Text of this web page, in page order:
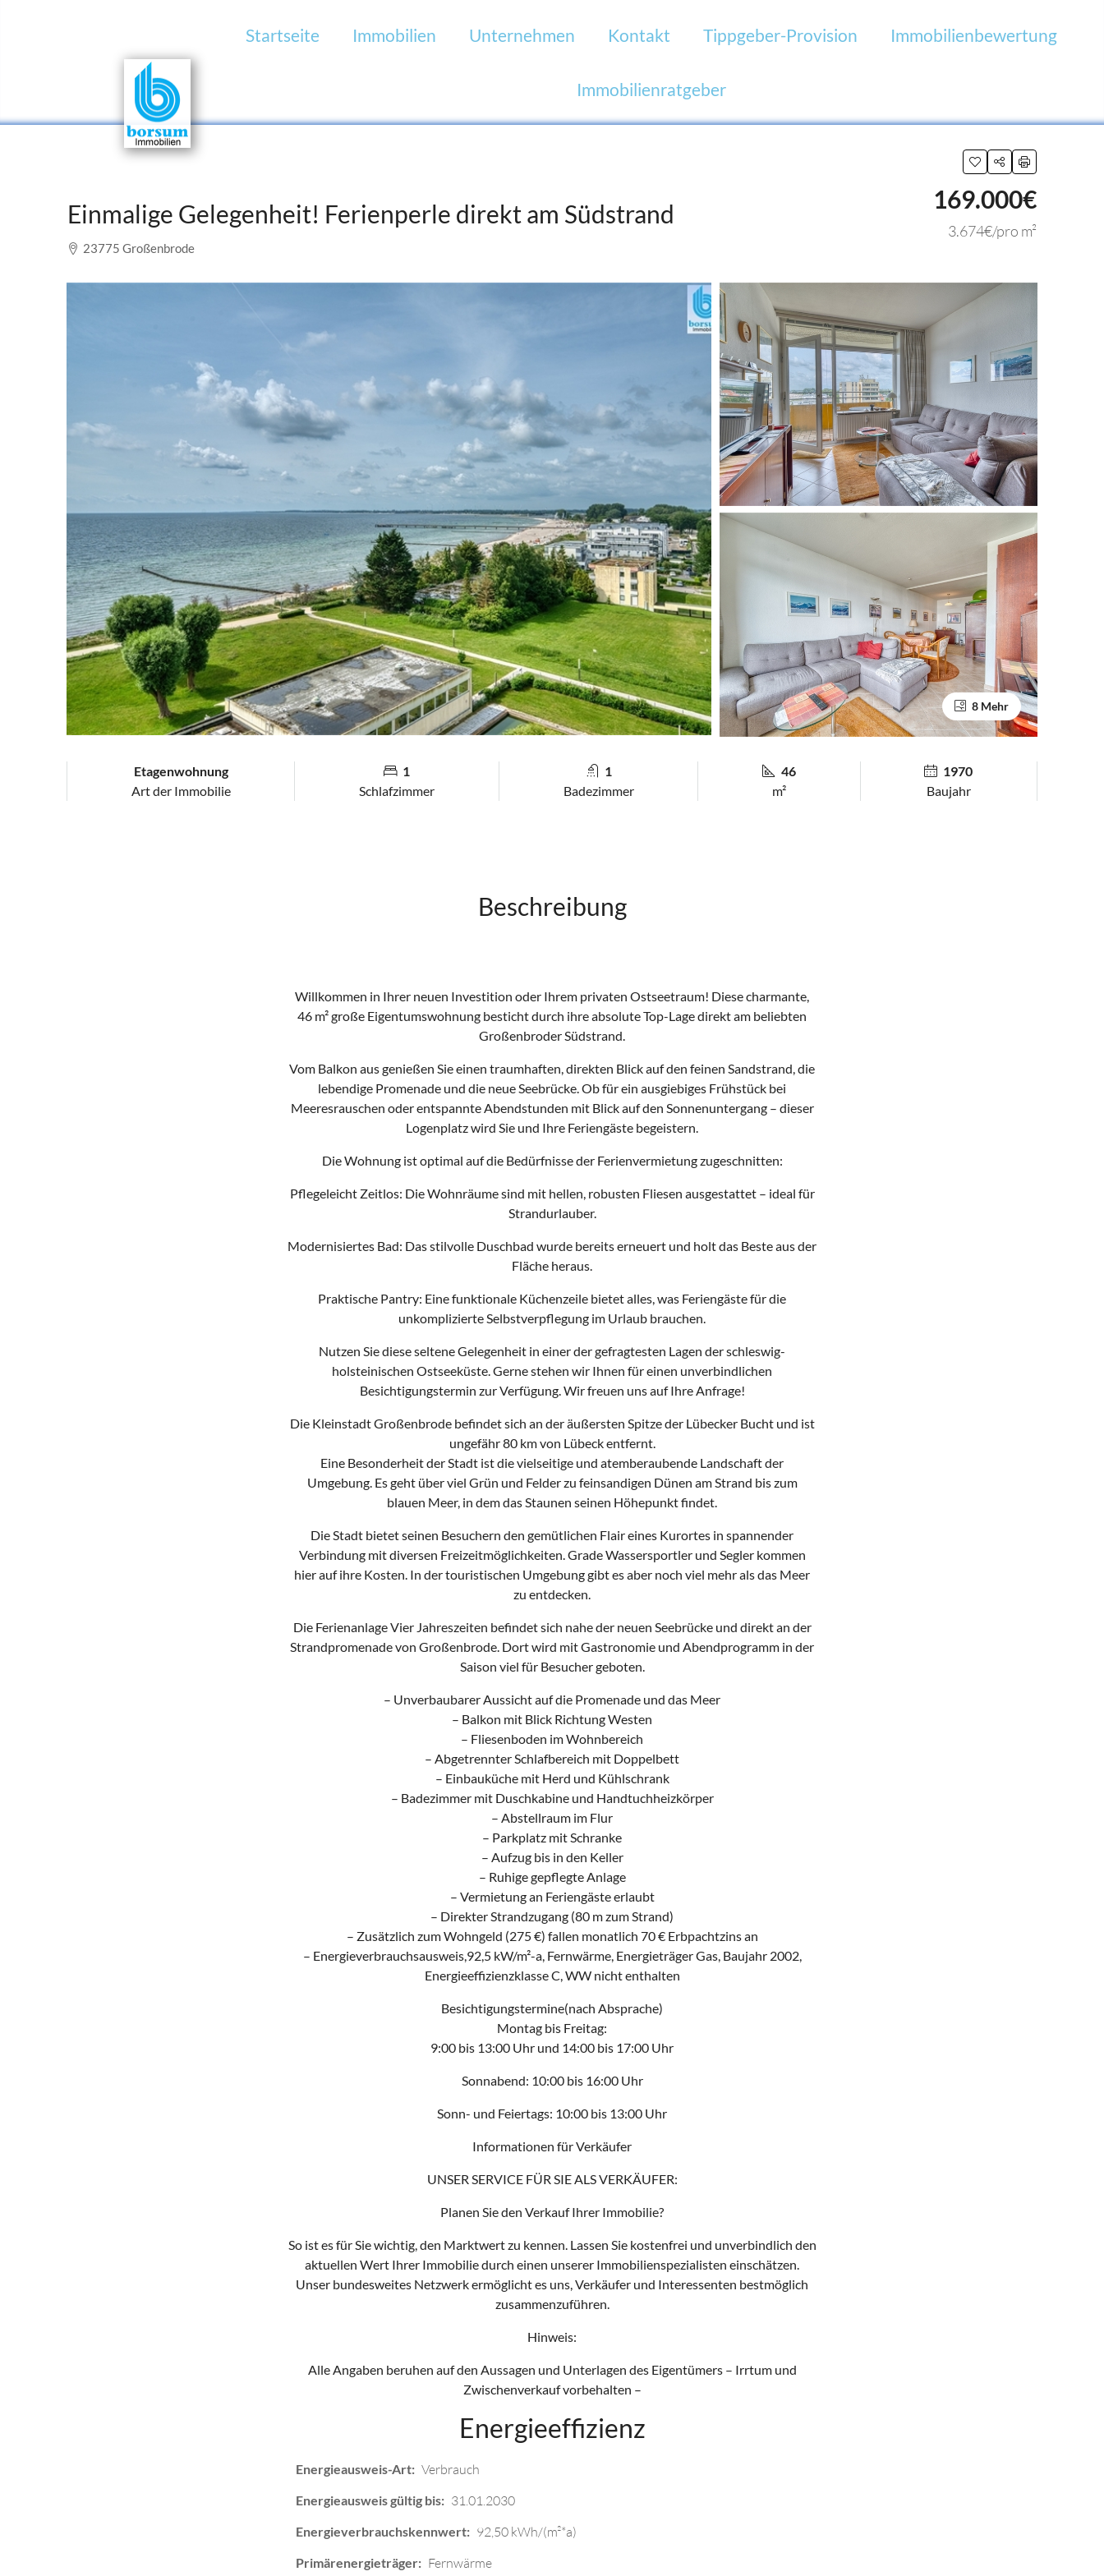
Startseite Immobilien Unternehmen Kontakt Tippgeber-Provision Immobilienbewertung
Immobilienratgeber
Einmalige Gelegenheit! Ferienperle direkt am Südstrand 169.000€
3.674€/pro m²
23775 Großenbrode
8 Mehr
Etagenwohnung
Art der Immobilie
1
Schlafzimmer
1
Badezimmer
46
m²
1970
Baujahr
Beschreibung
Willkommen in Ihrer neuen Investition oder Ihrem privaten Ostseetraum! Diese charmante,
46 m² große Eigentumswohnung besticht durch ihre absolute Top-Lage direkt am beliebten
Großenbroder Südstrand.
Vom Balkon aus genießen Sie einen traumhaften, direkten Blick auf den feinen Sandstrand, die
lebendige Promenade und die neue Seebrücke. Ob für ein ausgiebiges Frühstück bei
Meeresrauschen oder entspannte Abendstunden mit Blick auf den Sonnenuntergang – dieser
Logenplatz wird Sie und Ihre Feriengäste begeistern.
Die Wohnung ist optimal auf die Bedürfnisse der Ferienvermietung zugeschnitten:
Pflegeleicht Zeitlos: Die Wohnräume sind mit hellen, robusten Fliesen ausgestattet – ideal für
Strandurlauber.
Modernisiertes Bad: Das stilvolle Duschbad wurde bereits erneuert und holt das Beste aus der
Fläche heraus.
Praktische Pantry: Eine funktionale Küchenzeile bietet alles, was Feriengäste für die
unkomplizierte Selbstverpflegung im Urlaub brauchen.
Nutzen Sie diese seltene Gelegenheit in einer der gefragtesten Lagen der schleswig-
holsteinischen Ostseeküste. Gerne stehen wir Ihnen für einen unverbindlichen
Besichtigungstermin zur Verfügung. Wir freuen uns auf Ihre Anfrage!
Die Kleinstadt Großenbrode befindet sich an der äußersten Spitze der Lübecker Bucht und ist
ungefähr 80 km von Lübeck entfernt.
Eine Besonderheit der Stadt ist die vielseitige und atemberaubende Landschaft der
Umgebung. Es geht über viel Grün und Felder zu feinsandigen Dünen am Strand bis zum
blauen Meer, in dem das Staunen seinen Höhepunkt findet.
Die Stadt bietet seinen Besuchern den gemütlichen Flair eines Kurortes in spannender
Verbindung mit diversen Freizeitmöglichkeiten. Grade Wassersportler und Segler kommen
hier auf ihre Kosten. In der touristischen Umgebung gibt es aber noch viel mehr als das Meer
zu entdecken.
Die Ferienanlage Vier Jahreszeiten befindet sich nahe der neuen Seebrücke und direkt an der
Strandpromenade von Großenbrode. Dort wird mit Gastronomie und Abendprogramm in der
Saison viel für Besucher geboten.
– Unverbaubarer Aussicht auf die Promenade und das Meer
– Balkon mit Blick Richtung Westen
– Fliesenboden im Wohnbereich
– Abgetrennter Schlafbereich mit Doppelbett
– Einbauküche mit Herd und Kühlschrank
– Badezimmer mit Duschkabine und Handtuchheizkörper
– Abstellraum im Flur
– Parkplatz mit Schranke
– Aufzug bis in den Keller
– Ruhige gepflegte Anlage
– Vermietung an Feriengäste erlaubt
– Direkter Strandzugang (80 m zum Strand)
– Zusätzlich zum Wohngeld (275 €) fallen monatlich 70 € Erbpachtzins an
– Energieverbrauchsausweis,92,5 kW/m²-a, Fernwärme, Energieträger Gas, Baujahr 2002,
Energieeffizienzklasse C, WW nicht enthalten
Besichtigungstermine(nach Absprache)
Montag bis Freitag:
9:00 bis 13:00 Uhr und 14:00 bis 17:00 Uhr
Sonnabend: 10:00 bis 16:00 Uhr
Sonn- und Feiertags: 10:00 bis 13:00 Uhr
Informationen für Verkäufer
UNSER SERVICE FÜR SIE ALS VERKÄUFER:
Planen Sie den Verkauf Ihrer Immobilie?
So ist es für Sie wichtig, den Marktwert zu kennen. Lassen Sie kostenfrei und unverbindlich den
aktuellen Wert Ihrer Immobilie durch einen unserer Immobilienspezialisten einschätzen.
Unser bundesweites Netzwerk ermöglicht es uns, Verkäufer und Interessenten bestmöglich
zusammenzuführen.
Hinweis:
Alle Angaben beruhen auf den Aussagen und Unterlagen des Eigentümers – Irrtum und
Zwischenverkauf vorbehalten –
Energieeffizienz
Energieausweis-Art: Verbrauch
Energieausweis gültig bis: 31.01.2030
Energieverbrauchskennwert: 92,50 kWh/(m²*a)
Primärenergieträger: Fernwärme